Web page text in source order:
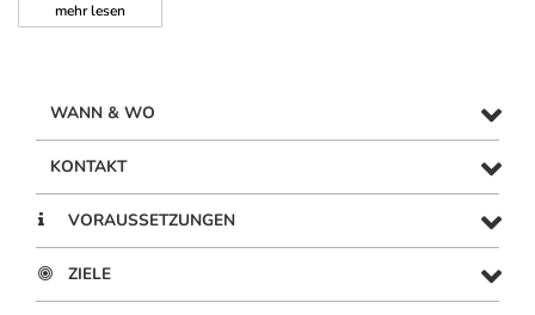
mehrlesen
WANN & WO
KONTAKT
VORAUSSETZUNGEN
ZIELE